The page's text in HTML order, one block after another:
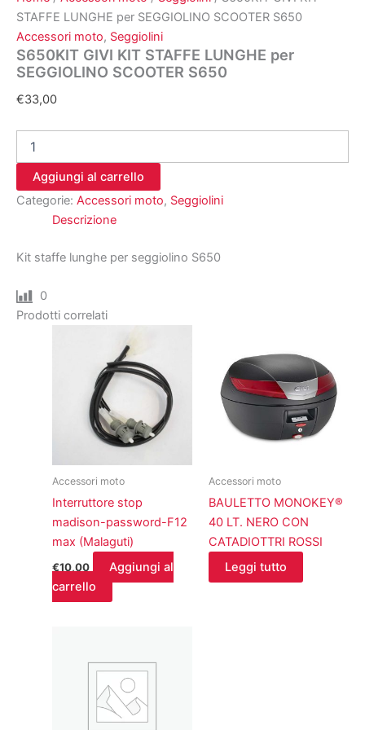
STAFFE LUNGHE per SEGGIOLINO SCOOTER S650
Accessori moto, Seggiolini
S650KIT GIVI KIT STAFFE LUNGHE per
SEGGIOLINO SCOOTER S650
€33,00
GIVI
STAFFE
LUNGHE
SCOOTER
Aggiungi al carrello
Categorie: Accessori moto, Seggiolini
Descrizione
Kit staffe lunghe per seggiolino S650
0
Prodotti correlati
Accessori moto
Interruttore stop
madison-password-F12
max (Malaguti)
€10,00
Aggiungi al
carrello
Accessori moto
BAULETTO MONOKEY®
40 LT. NERO CON
CATADIOTTRI ROSSI
Leggi tutto